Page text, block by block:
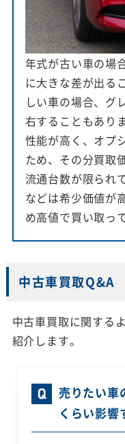
年式が古い車の場
に大きな差が出る
しい車の場合、グ
右することもあり
性能が高く、オプ
ため、その分買取
流通台数が限られ
などは希少価値が
め高値で買い取っ
中古車買取Q&A
中古車買取に関する
紹介します。
売りたい車
くらい影響